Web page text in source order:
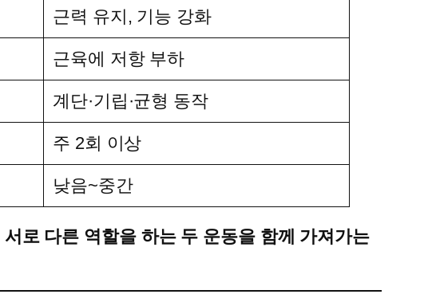
근력 유지, 기능 강화
근육에 저항 부하
계단·기립·균형 동작
주 2회 이상
낮음~중간
서로 다른 역할을 하는 두 운동을 함께 가져가는